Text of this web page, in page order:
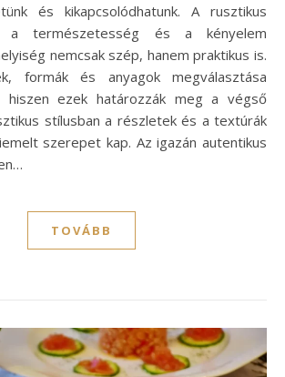
és kikapcsolódhatunk. A rusztikus
a természetesség és a kényelem
nemcsak szép, hanem praktikus is.
formák és anyagok megválasztása
hiszen ezek határozzák meg a végső
stílusban a részletek és a textúrák
szerepet kap. Az igazán autentikus
TOVÁBB